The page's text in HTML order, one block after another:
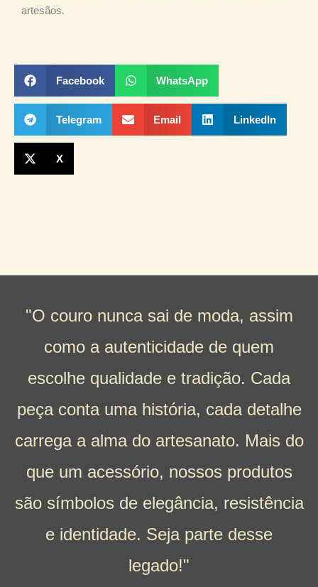
artesãos.
Facebook WhatsApp
Telegram Email LinkedIn
X
"O couro nunca sai de moda, assim
como a autenticidade de quem
escolhe qualidade e tradição. Cada
peça conta uma história, cada detalhe
carrega a alma do artesanato. Mais do
que um acessório, nossos produtos
são símbolos de elegância, resistência
e identidade. Seja parte desse
legado!"